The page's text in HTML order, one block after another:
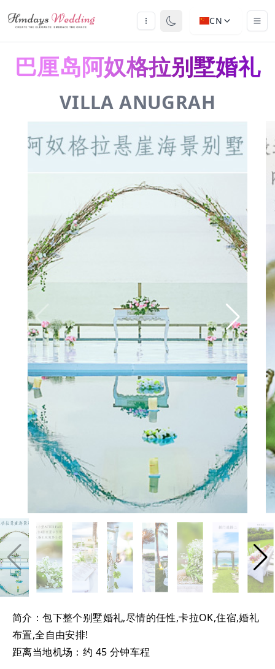
CN
巴厘岛阿奴格拉别墅婚礼
VILLA ANUGRAH
简介：包下整个别墅婚礼,尽情的任性,卡拉OK,住宿,婚礼
布置,全自由安排!
距离当地机场：约 45 分钟车程